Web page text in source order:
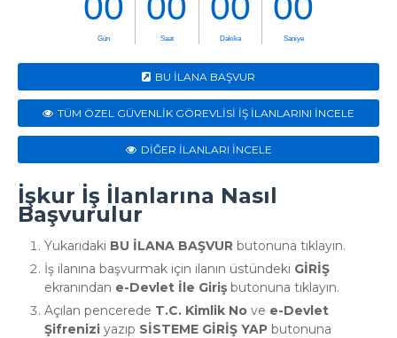
BU İLANA BAŞVUR
TÜM ÖZEL GÜVENLİK GÖREVLİSİ İŞ İLANLARINI İNCELE
DİĞER İLANLARI İNCELE
İşkur İş İlanlarına Nasıl
Başvurulur
Yukarıdaki BU İLANA BAŞVUR butonuna tıklayın.
İş ilanına başvurmak için ilanın üstündeki GİRİŞ
ekranından e-Devlet İle Giriş butonuna tıklayın.
Açılan pencerede T.C. Kimlik No ve e-Devlet
Şifrenizi yazıp SİSTEME GİRİŞ YAP butonuna